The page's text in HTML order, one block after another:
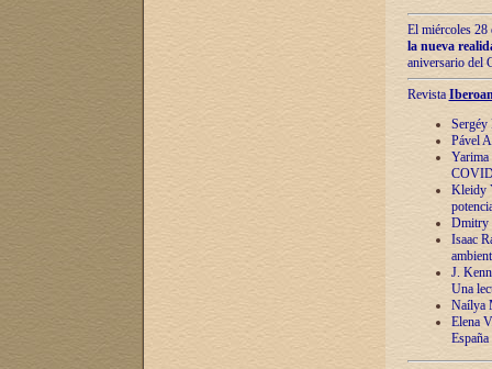
El miércoles 28
la nueva
aniversario del
Revista
Sergéy
Pável
Yarima
Kleidy
Dmitry
Isaac
J.
Una
Naílya
Elena
España